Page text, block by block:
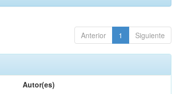
Anterior 1 Siguiente
Autor(es)